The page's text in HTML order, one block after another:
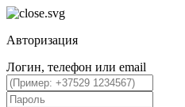
Авторизация
Логин, телефон или email